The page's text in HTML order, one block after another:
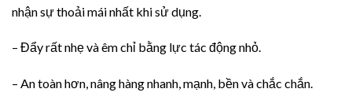
nhận sự thoải mái nhất khi sử dụng.
– Đẩy rất nhẹ và êm chỉ bằng lực tác động nhỏ.
– An toàn hơn, nâng hàng nhanh, mạnh, bền và chắc chắn.